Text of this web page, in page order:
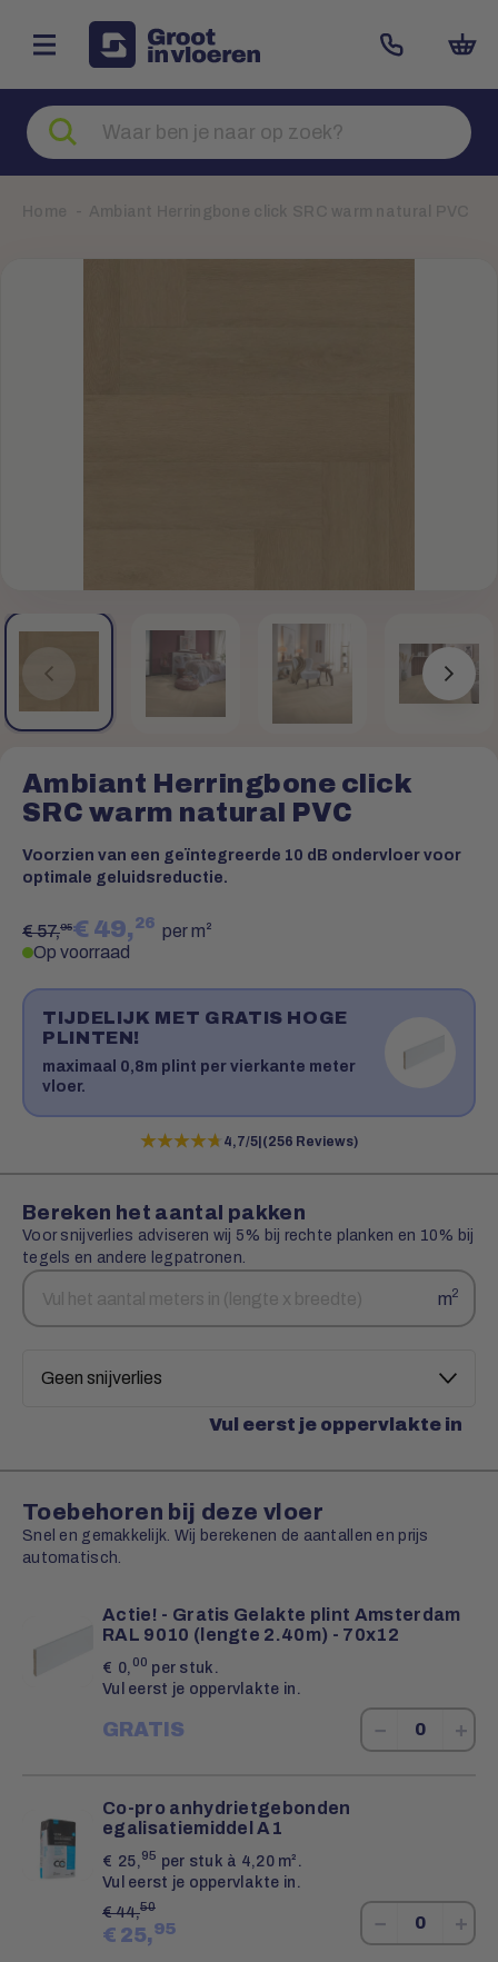
Zoeken
naar
producten
Home Ambiant Herringbone click SRC warm natural PVC
Ambiant Herringbone click
SRC warm natural PVC
Voorzien van een geïntegreerde 10 dB ondervloer voor
optimale geluidsreductie.
€ 57,95€ 49, 26 per m²
Op voorraad
TIJDELIJK MET GRATIS HOGE
PLINTEN!
maximaal 0,8m plint per vierkante meter
vloer.
★★★★★
★★★★★ 4,7/5 (256 Reviews)
Bereken het aantal pakken
Voor snijverlies adviseren wij 5% bij rechte planken en 10% bij
tegels en andere legpatronen.
Aantal
vierkante
m2
Snijverlies
Vul eerst je oppervlakte in
Toebehoren bij deze vloer
Snel en gemakkelijk. Wij berekenen de aantallen en prijs
automatisch.
Actie! - Gratis Gelakte plint Amsterdam
RAL 9010 (lengte 2.40m) - 70x12
€ 0, 00 per stuk.
Vul eerst je oppervlakte in.
GRATIS − +
Co-pro anhydrietgebonden
egalisatiemiddel A1
€ 25, 95 per stuk à 4,20 m².
Vul eerst je oppervlakte in.
€44,50
€ 25,95 − +